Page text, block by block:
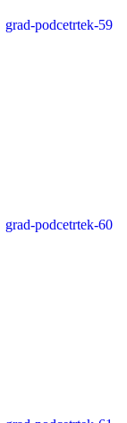
grad-podcetrtek-59
grad-podcetrtek-60